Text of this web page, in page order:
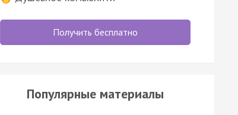
Получить бесплатно
Популярные материалы